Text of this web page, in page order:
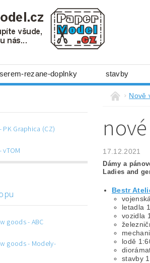
rezane-doplnky stavby
doplňky 3D tištěné doplňky
Graphica (CZ)
vTOM
goods - ABC
goods - Modely-
Nově
17.12.2021
Dámy a
Ladies and
Bestr
letadla
vozidla
lodě
stavby